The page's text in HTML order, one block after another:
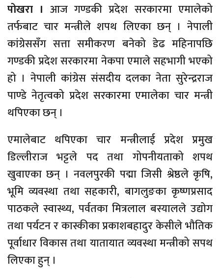
पोखरा । आज गण्डकी प्रदेश सरकारमा एमालेको
तर्फबाट चार मन्त्रीले शपथ लिएका छन् । नेपाली
कांग्रेससँग सत्ता समीकरण बनेको डेढ महिनापछि
गण्डकी प्रदेश सरकारमा नेकपा एमाले सहभागी भएको
हो । नेपाली कांग्रेस संसदीय दलका नेता सुरेन्द्रराज
पाण्डे नेतृत्वको प्रदेश सरकारमा एमालेका चार मन्त्री
थपिएका छन् ।
एमालेबाट थपिएका चार मन्त्रीलाई प्रदेश प्रमुख
डिल्लीराज भट्टले पद तथा गोपनीयताको शपथ
खुवाएका छन् । नवलपुरकी पद्मा जिसी श्रेष्ठले कृषि,
भूमि व्यवस्था तथा सहकारी, बागलुङका कृष्णप्रसाद
पाठकले स्वास्थ्य, पर्वतका मित्रलाल बस्यालले उद्योग
तथा पर्यटन र कास्कीका प्रकाशबहादुर केसीले भौतिक
पूर्वाधार विकास तथा यातायात व्यवस्था मन्त्रीको सपथ
लिएका हुन् ।